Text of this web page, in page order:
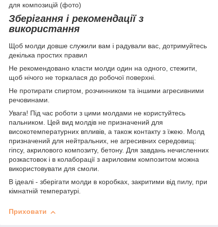
для композицій (фото)
Зберігання і рекомендації з
використання
Щоб молди довше служили вам і радували вас, дотримуйтесь
декілька простих правил
Не рекомендовано класти молди один на одного, стежити,
щоб нічого не торкалася до робочої поверхні.
Не протирати спиртом, розчинником та іншими агресивними
речовинами.
Увага! Під час роботи з цими молдами не користуйтесь
пальником. Цей вид молдів не призначений для
високотемпературних впливів, а також контакту з їжею. Молд
призначений для нейтральних, не агресивних середовищ:
гіпсу, акрилового композиту, бетону. Для завдань нечисленних
розкастовок і в колаборації з акриловим композитом можна
використовувати для смоли.
В ідеалі - зберігати молди в коробках, закритими від пилу, при
кімнатній температурі.
Приховати